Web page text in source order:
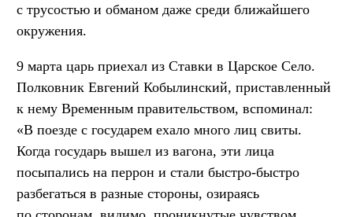
с трусостью и обманом даже среди ближайшего
окружения.
9 марта царь приехал из Ставки в Царское Село.
Полковник Евгений Кобылинский, приставленный
к нему Временным правительством, вспоминал:
«В поезде с государем ехало много лиц свиты.
Когда государь вышел из вагона, эти лица
посыпались на перрон и стали быстро-быстро
разбегаться в разные стороны, озираясь